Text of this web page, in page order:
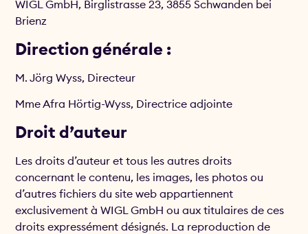
WIGL GmbH, Birglistrasse 23, 3855 Schwanden bei
Brienz
Direction générale :
M. Jörg Wyss, Directeur
Mme Afra Hörtig-Wyss, Directrice adjointe
Droit d’auteur
Les droits d’auteur et tous les autres droits
concernant le contenu, les images, les photos ou
d’autres fichiers du site web appartiennent
exclusivement à WIGL GmbH ou aux titulaires de ces
droits expressément désignés. La reproduction de